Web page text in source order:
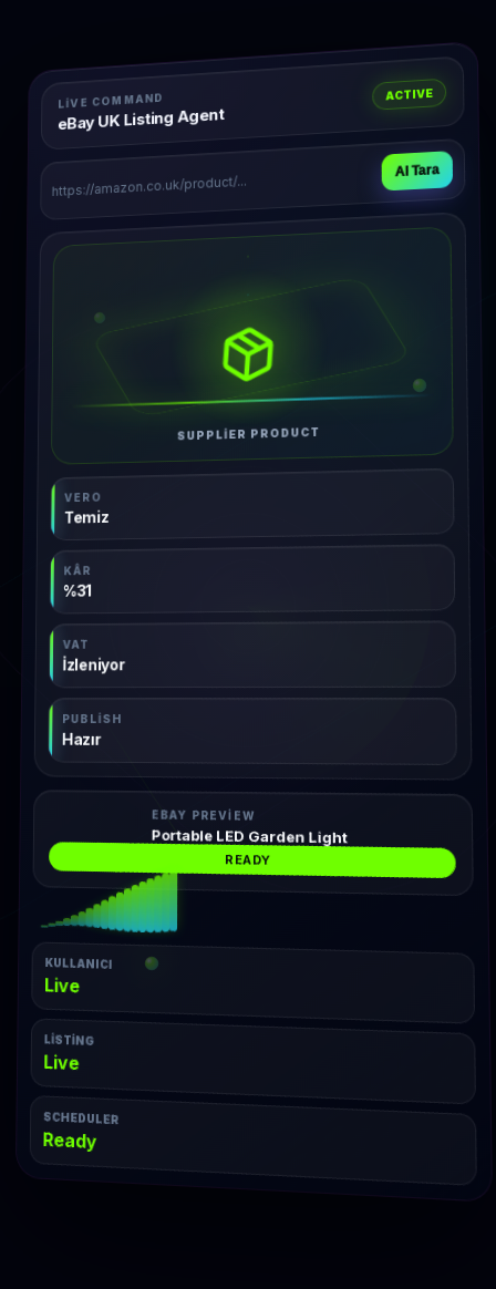
LIVE COMMAND
eBay UK Listing Agent
ACTIVE
https://amazon.co.uk/product/...
AI Tara
SUPPLIER PRODUCT
Temiz
KÂR
%31
VAT
İzleniyor
PUBLISH
Hazır
EBAY PREVIEW
Portable LED Garden Light
READY
KULLANICI
Live
LISTING
Live
SCHEDULER
Ready